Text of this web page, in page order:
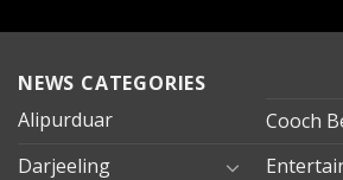
NEWS CATEGORIES
Alipurduar
Cooch
Darjeeling